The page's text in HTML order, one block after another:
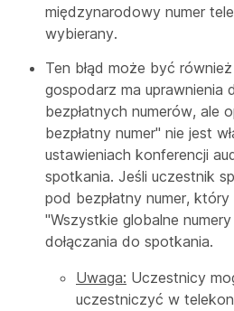
międzynarodowy numer
wybierany.
Ten błąd może być
gospodarz ma uprawnienia
bezpłatnych numerów, ale
bezpłatny numer" nie jest
ustawieniach konferencji
spotkania. Jeśli uczestnik
pod bezpłatny numer,
"Wszystkie globalne
dołączania do spotkania.
Uwaga: Uczestnicy
uczestniczyć w